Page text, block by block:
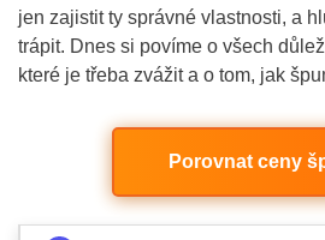
jen zajistit ty správné vlastnosti, a
trápit. Dnes si povíme o všech
které je třeba zvážit a o tom, jak
Porovnat ceny